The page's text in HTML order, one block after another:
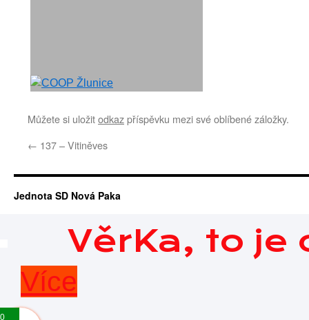
Můžete si uložitodkazpříspěvku mezi své oblíbené záložky.
← 137 – Vitiněves
Jednota SD Nová Paka
VěrKa, to je
Více
0